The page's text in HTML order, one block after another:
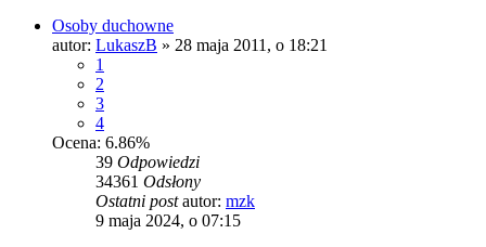
Osoby duchowne
autor: LukaszB » 28 maja 2011, o 18:21
1
2
3
4
Ocena: 6.86%
39 Odpowiedzi
34361 Odsłony
Ostatni postautor: mzk
9 maja 2024, o 07:15